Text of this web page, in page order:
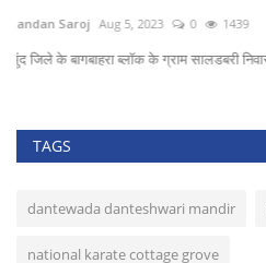
सरपंच महेश गोटा को नक्सलियों ने किया देर रात रिहा
TAGS
dantewada danteshwari mandir
national karate cottage grove